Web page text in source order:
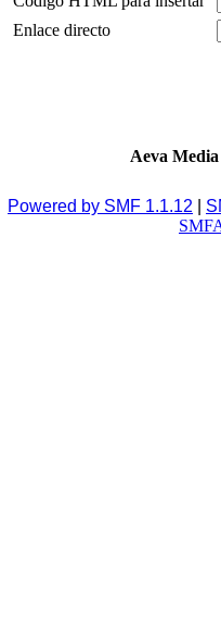
Enlace directo
Aeva Media
Powered by SMF 1.1.12